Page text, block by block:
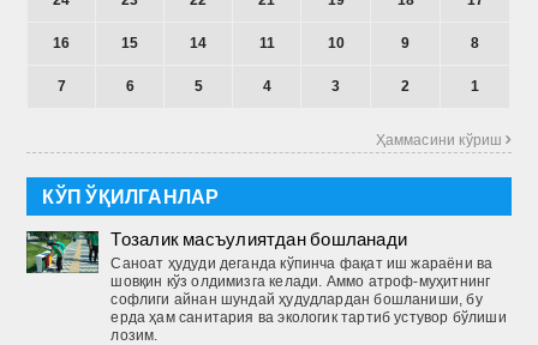
16 15 14 11 10 9 8
7 6 5 4 3 2 1
Ҳаммасини кўриш 
КЎП ЎҚИЛГАНЛАР
Тозалик масъулиятдан бошланади
Саноат ҳудуди деганда кўпинча фақат иш жараёни ва
шовқин кўз олдимизга келади. Аммо атроф-муҳитнинг
софлиги айнан шундай ҳудудлардан бошланиши, бу
ерда ҳам санитария ва экологик тартиб устувор бўлиши
лозим.